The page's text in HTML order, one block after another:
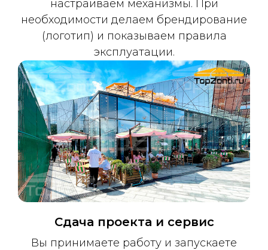
настраиваем механизмы. При
необходимости делаем брендирование
(логотип) и показываем правила
эксплуатации.
Сдача проекта и сервис
Вы принимаете работу и запускаете